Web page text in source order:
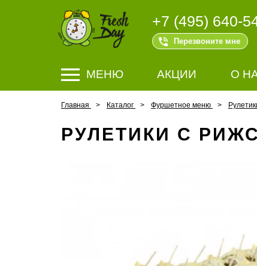
+7 (495) 640-
Перезвоните мне
МЕНЮ АКЦИИ О
Главная Каталог Фуршетное меню
РУЛЕТИКИ С